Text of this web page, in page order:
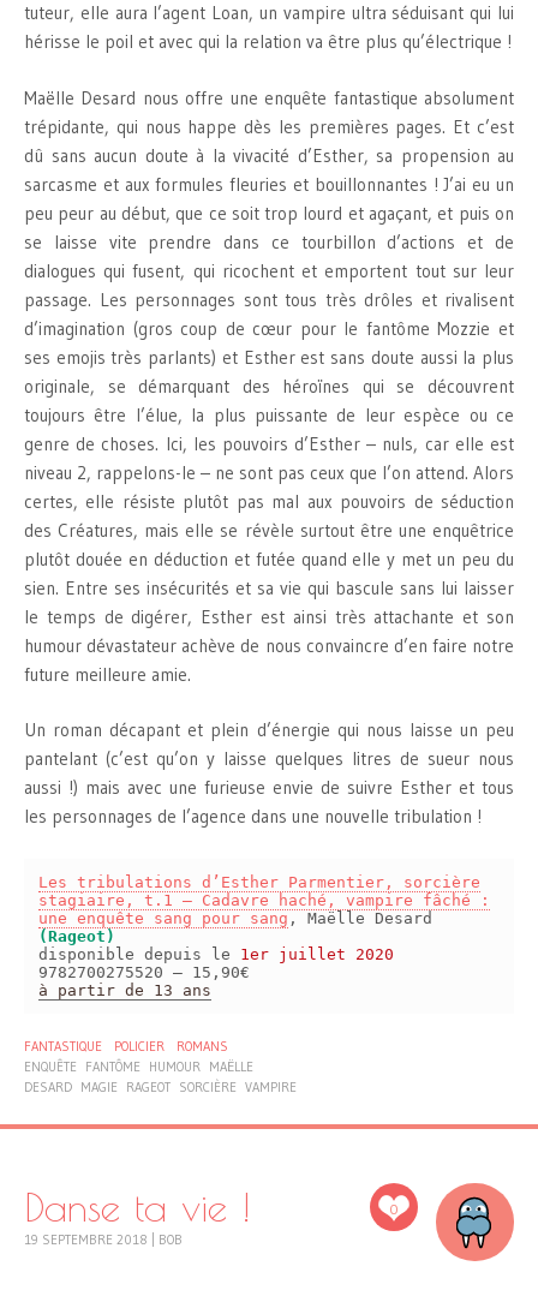
tuteur, elle aura l’agent Loan, un vampire ultra séduisant qui lui
hérisse le poil et avec qui la relation va être plus qu’électrique !
Maëlle Desard nous offre une enquête fantastique absolument
trépidante, qui nous happe dès les premières pages. Et c’est
dû sans aucun doute à la vivacité d’Esther, sa propension au
sarcasme et aux formules fleuries et bouillonnantes ! J’ai eu un
peu peur au début, que ce soit trop lourd et agaçant, et puis on
se laisse vite prendre dans ce tourbillon d’actions et de
dialogues qui fusent, qui ricochent et emportent tout sur leur
passage. Les personnages sont tous très drôles et rivalisent
d’imagination (gros coup de cœur pour le fantôme Mozzie et
ses emojis très parlants) et Esther est sans doute aussi la plus
originale, se démarquant des héroïnes qui se découvrent
toujours être l’élue, la plus puissante de leur espèce ou ce
genre de choses. Ici, les pouvoirs d’Esther – nuls, car elle est
niveau 2, rappelons-le – ne sont pas ceux que l’on attend. Alors
certes, elle résiste plutôt pas mal aux pouvoirs de séduction
des Créatures, mais elle se révèle surtout être une enquêtrice
plutôt douée en déduction et futée quand elle y met un peu du
sien. Entre ses insécurités et sa vie qui bascule sans lui laisser
le temps de digérer, Esther est ainsi très attachante et son
humour dévastateur achève de nous convaincre d’en faire notre
future meilleure amie.
Un roman décapant et plein d’énergie qui nous laisse un peu
pantelant (c’est qu’on y laisse quelques litres de sueur nous
aussi !) mais avec une furieuse envie de suivre Esther et tous
les personnages de l’agence dans une nouvelle tribulation !
Les tribulations d’Esther Parmentier, sorcière
stagiaire, t.1 – Cadavre haché, vampire fâché :
une enquête sang pour sang , Maëlle Desard
(Rageot)
disponible depuis le 1er juillet 2020
9782700275520 – 15,90€
à partir de 13 ans
FANTASTIQUE POLICIER
ROMANS
ENQUÊTE
FANTÔME HUMOUR
MAËLLE
DESARD MAGIE RAGEOT SORCIÈRE VAMPIRE
0
Danse ta vie !
19 SEPTEMBRE 2018 BOB